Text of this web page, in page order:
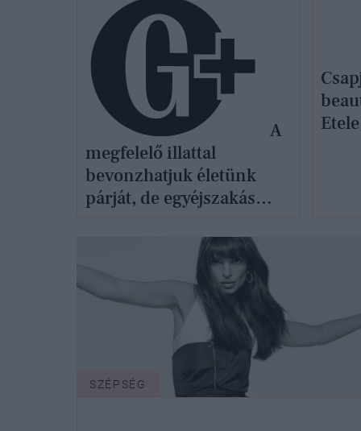
A
megfelelő illattal
bevonzhatjuk életünk
párját, de egyéjszakás
SZÉPSÉG